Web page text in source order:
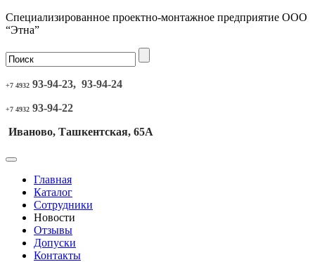
Специализированное проектно-монтажное предприятие ООО
“Этна”
+7 4932 93-94-23, 93-94-24
+7 4932 93-94-22
Иваново, Ташкентская, 65А
Главная
Каталог
Сотрудники
Новости
Отзывы
Допуски
Контакты